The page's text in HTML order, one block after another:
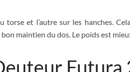
torse et l’autre sur les hanches.
maintien du dos. Le poids est
Futura